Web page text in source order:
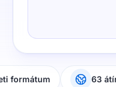
formátum 63